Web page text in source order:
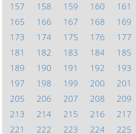
157
158 159 160 161
165
166 167 168 169
173
174 175 176 177
181
182 183 184 185
189
190 191 192 193
197
198 199 200 201
205
206 207 208 209
213
214 215 216 217
221
222 223 224 225